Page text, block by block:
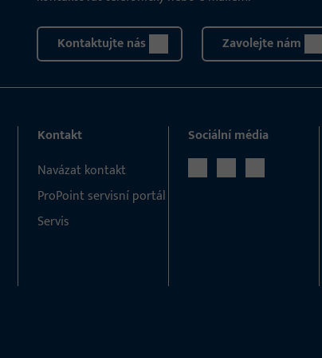
Kontaktujte nás Zavolejte nám
Kontakt
Navázat kontakt
ProPoint servisní portál
Servis
Sociální média